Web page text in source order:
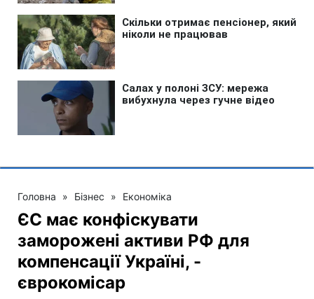
Головна » Бізнес » Економіка
ЄС має конфіскувати
заморожені активи РФ для
компенсації Україні, -
єврокомісар